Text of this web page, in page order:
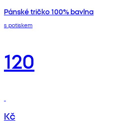
Pánské tričko 100% bavlna
s potiskem
120
Kč